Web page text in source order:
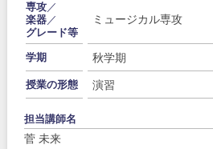
専攻／
楽器／
グレード等
ミュージカル専攻
学期 秋学期
授業の形態 演習
担当講師名
菅 未来